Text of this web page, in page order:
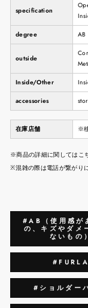
specification
degree AB
outside
Inside/Other
accessories
在庫店舗 ※
※商品の詳細に関してはこ
※混雑の際は電話が繋がり
#AB（使用感が
の、キズやダメ
ないもの）
#FURLA
#ショルダー